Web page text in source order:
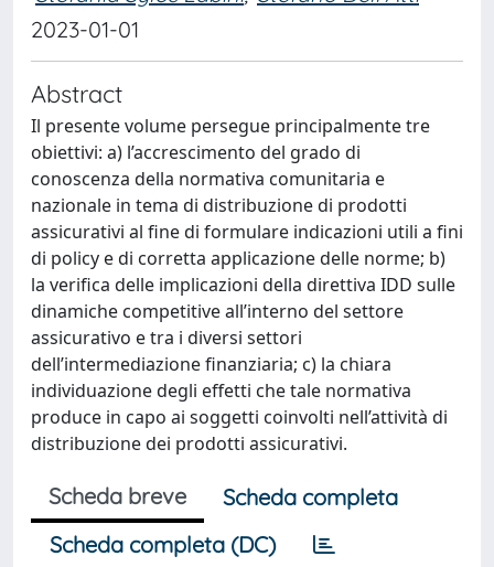
2023-01-01
Abstract
Il presente volume persegue principalmente tre
obiettivi: a) l’accrescimento del grado di
conoscenza della normativa comunitaria e
nazionale in tema di distribuzione di prodotti
assicurativi al fine di formulare indicazioni utili a fini
di policy e di corretta applicazione delle norme; b)
la verifica delle implicazioni della direttiva IDD sulle
dinamiche competitive all’interno del settore
assicurativo e tra i diversi settori
dell’intermediazione finanziaria; c) la chiara
individuazione degli effetti che tale normativa
produce in capo ai soggetti coinvolti nell’attività di
distribuzione dei prodotti assicurativi.
Scheda breve
Scheda completa
Scheda completa (DC)